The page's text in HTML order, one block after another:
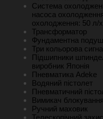
Система
насоса
охолодження: 50 л/
Трансформатор
Фундаментна
Три кольорова
Підшипники
виробник Японія
Пневматика Adeke
Водяний пістолет
Пневматичний
Вимикач
Ручний маховик
Телескопічний